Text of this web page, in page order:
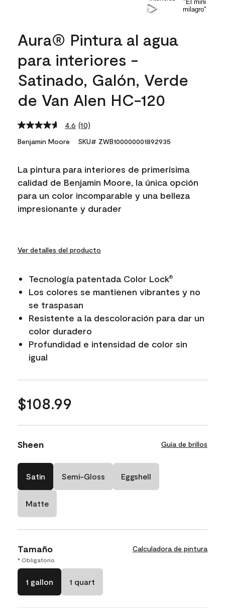
Aura® Pintura al agua
para interiores -
Satinado, Galón, Verde
de Van Alen HC-120
4.6 Read
10
Reviews.
link.
(10)
Benjamin Moore SKU# ZWB100000001892935
La pintura para interiores de primerísima
calidad de Benjamin Moore, la única opción
para un color incomparable y una belleza
impresionante y durader
Ver detalles del producto
Tecnología patentada Color Lock®
Los colores se mantienen vibrantes y no
se traspasan
Resistente a la descoloración para dar un
color duradero
Profundidad e intensidad de color sin
igual
$108.99
Sheen Guía de brillos
Satin Semi-Gloss Eggshell
Matte
Tamaño Calculadora de pintura
* Obligatorio
1 gallon 1 quart